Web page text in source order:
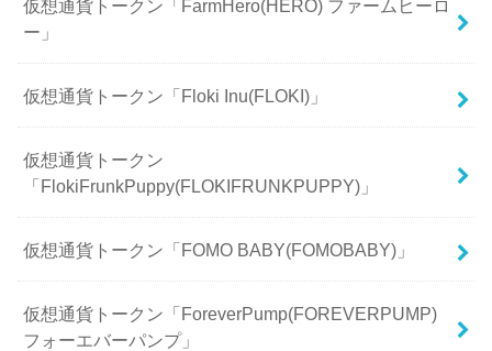
仮想通貨トークン「FarmHero(HERO) ファームヒーロ
ー」
仮想通貨トークン「Floki Inu(FLOKI)」
仮想通貨トークン
「FlokiFrunkPuppy(FLOKIFRUNKPUPPY)」
仮想通貨トークン「FOMO BABY(FOMOBABY)」
仮想通貨トークン「ForeverPump(FOREVERPUMP)
フォーエバーパンプ」